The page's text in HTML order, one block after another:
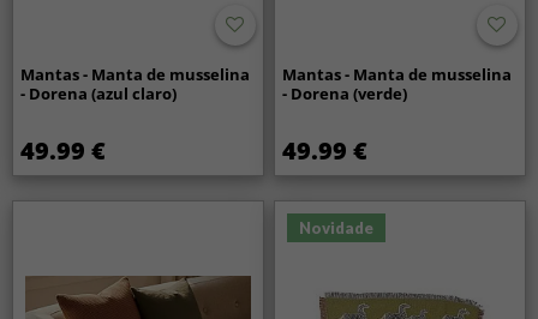
Mantas - Manta de musselina
- Dorena (azul claro)
49.99 €
Mantas - Manta de musselina
- Dorena (verde)
49.99 €
Novidade